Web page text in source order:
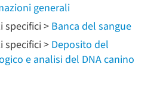
generali
specifici >Banca del sangue
specifici >Deposito del
e analisi del DNA canino